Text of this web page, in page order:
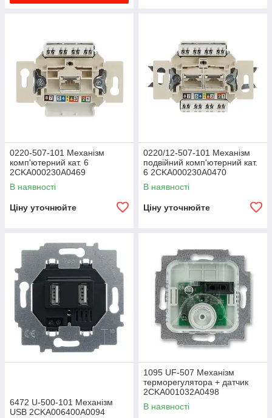
0220-507-101 Механізм
комп'ютерний кат. 6
2CKA000230A0469
В наявності
Ціну уточнюйте
0220/12-507-101 Механізм
подвійний комп'ютерний кат.
6 2CKA000230A0470
В наявності
Ціну уточнюйте
6472 U-500-101 Механізм
USB 2CKA006400A0094
1095 UF-507 Механізм
терморегулятора + датчик
2CKA001032A0498
В наявності